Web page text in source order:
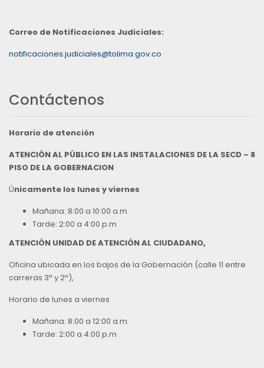
Correo de Notificaciones Judiciales:
notificaciones.judiciales@tolima.gov.co
Contáctenos
Horario de atención
ATENCIÓN AL PÚBLICO EN LAS INSTALACIONES DE LA SECD – 8
PISO DE LA GOBERNACION
Únicamente los lunes y viernes
Mañana: 8:00 a 10:00 a.m.
Tarde: 2:00 a 4:00 p.m
ATENCIÓN UNIDAD DE ATENCIÓN AL CIUDADANO,
Oficina ubicada en los bajos de la Gobernación (calle 11 entre
carreras 3ª y 2ª),
Horario de lunes a viernes
Mañana: 8:00 a 12:00 a.m.
Tarde: 2:00 a 4:00 p.m